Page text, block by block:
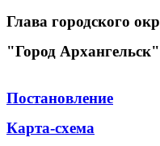
Глава городского
"Город Архангельск"
Постановление
Карта-схема